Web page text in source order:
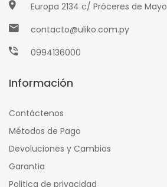
Europa 2134 c/ Próceres de Mayo
contacto@uliko.com.py
0994136000
Información
Contáctenos
Métodos de Pago
Devoluciones y Cambios
Garantia
Politica de privacidad